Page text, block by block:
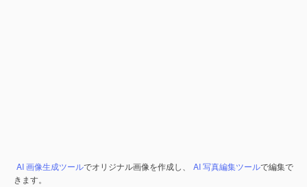
AI 画像生成ツールでオリジナル画像を作成し、 AI 写真編集ツールで編集で
きます。